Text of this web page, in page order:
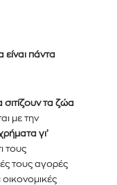
είναι πάντα
σιτίζουν τα ζώα
με την
γι’
τους
τους αγορές